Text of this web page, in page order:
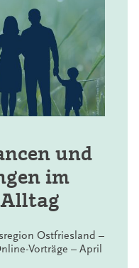
des
Regionalen
Bildung der Außenstelle
weitere Informationen
Kollegen. Hierfür
für die
als auch für die
wiederkehrend
Sie
Lernorten.
und–>
und
im
Alltag
Ostfriesland –
Vorträge – April